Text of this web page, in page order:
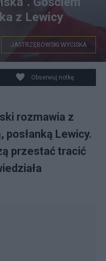
oficjalny profil
z Lewicy
JASTRZĘBOWSKI WYCISKA
Obserwuj notkę
rozmawia z
posłanką Lewicy.
przestać tracić